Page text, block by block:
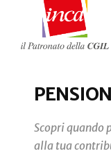
Scopri quando
alla tua